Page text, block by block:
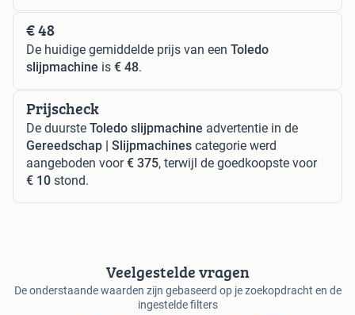
€ 48
De huidige gemiddelde prijs van een Toledo
slijpmachine is € 48.
Prijscheck
De duurste Toledo slijpmachine advertentie in de
Gereedschap | Slijpmachines categorie werd
aangeboden voor€ 375, terwijl de goedkoopste voor
€ 10 stond.
Veelgestelde vragen
De onderstaande waarden zijn gebaseerd op je zoekopdracht en de
ingestelde filters